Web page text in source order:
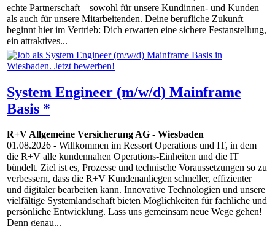
echte Partnerschaft – sowohl für unsere Kundinnen- und Kunden
als auch für unsere Mitarbeitenden. Deine berufliche Zukunft
beginnt hier im Vertrieb: Dich erwarten eine sichere Festanstellung,
ein attraktives...
System Engineer (m/w/d) Mainframe
Basis *
R+V Allgemeine Versicherung AG - Wiesbaden
01.08.2026 - Willkommen im Ressort Operations und IT, in dem
die R+V alle kundennahen Operations-Einheiten und die IT
bündelt. Ziel ist es, Prozesse und technische Voraussetzungen so zu
verbessern, dass die R+V Kundenanliegen schneller, effizienter
und digitaler bearbeiten kann. Innovative Technologien und unsere
vielfältige Systemlandschaft bieten Möglichkeiten für fachliche und
persönliche Entwicklung. Lass uns gemeinsam neue Wege gehen!
Denn genau...